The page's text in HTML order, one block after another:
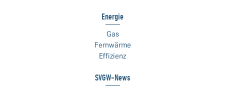
Energie
Gas
Fernwärme
Effizienz
SVGW-News